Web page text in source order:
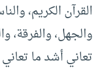
القرآن الكريم،
والجهل، والفرقة،
تعاني أشد ما